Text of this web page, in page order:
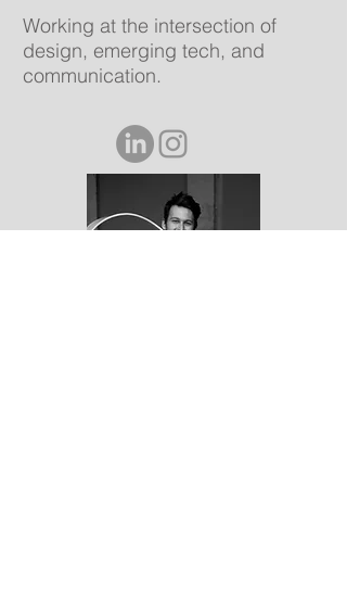
Working at the intersection of
design, emerging tech, and
communication.